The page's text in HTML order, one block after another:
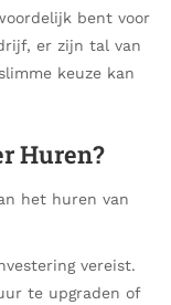
bent voor
er zijn tal van
keuze kan
Huren?
het huren van
vereist.
te upgraden of